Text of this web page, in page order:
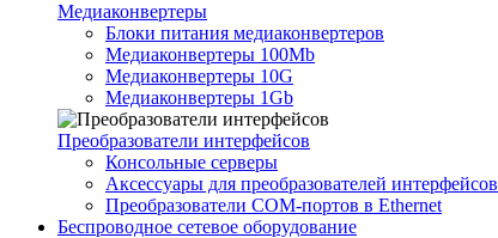
Медиаконвертеры
Блоки питания медиаконвертеров
Медиаконвертеры 100Mb
Медиаконвертеры 10G
Медиаконвертеры 1Gb
Преобразователи интерфейсов
Консольные серверы
Аксессуары для преобразователей интерфейсов
Преобразователи COM-портов в Ethernet
Беспроводное сетевое оборудование